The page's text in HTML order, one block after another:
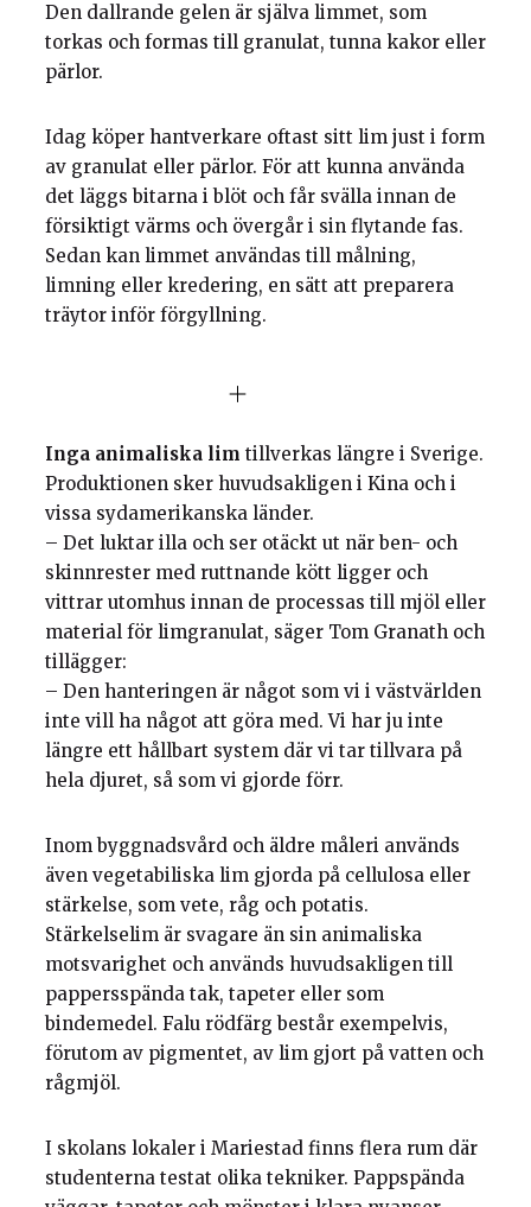
Den dallrande gelen är själva limmet, som
torkas och formas till granulat, tunna kakor eller
pärlor.
Idag köper hantverkare oftast sitt lim just i form
av granulat eller pärlor. För att kunna använda
det läggs bitarna i blöt och får svälla innan de
försiktigt värms och övergår i sin flytande fas.
Sedan kan limmet användas till målning,
limning eller kredering, en sätt att preparera
träytor inför förgyllning.
Inga animaliska lim tillverkas längre i Sverige.
Produktionen sker huvudsakligen i Kina och i
vissa sydamerikanska länder.
– Det luktar illa och ser otäckt ut när ben- och
skinnrester med ruttnande kött ligger och
vittrar utomhus innan de processas till mjöl eller
material för limgranulat, säger Tom Granath och
tillägger:
– Den hanteringen är något som vi i västvärlden
inte vill ha något att göra med. Vi har ju inte
längre ett hållbart system där vi tar tillvara på
hela djuret, så som vi gjorde förr.
Inom byggnadsvård och äldre måleri används
även vegetabiliska lim gjorda på cellulosa eller
stärkelse, som vete, råg och potatis.
Stärkelselim är svagare än sin animaliska
motsvarighet och används huvudsakligen till
pappersspända tak, tapeter eller som
bindemedel. Falu rödfärg består exempelvis,
förutom av pigmentet, av lim gjort på vatten och
rågmjöl.
I skolans lokaler i Mariestad finns flera rum där
studenterna testat olika tekniker. Pappspända